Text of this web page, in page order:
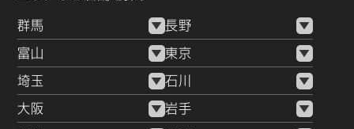
エリアを牽引する有名人気店や最先端のラウンジでは、内装
や調度品にこだわり抜いた最高の一時が約束されています。
モダンでスタイリッシュなメインフロア、きらびやかなシャ
ンデリア、他のお客様の視線を気にせずにプライベートな時
間を過ごせる最高峰のVIPルームなど、非日常のステータス
感を心ゆくまで味わうことができます。大切なビジネスの接
群馬 長野
富山 東京
埼玉 石川
大阪 岩手